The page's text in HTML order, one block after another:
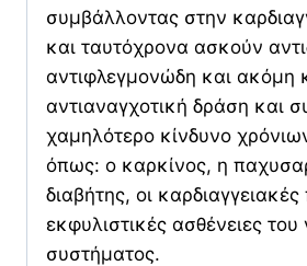
συμβάλλοντας στην
και ταυτόχρονα ασκούν
αντιφλεγμονώδη και ακόμη
αντιαναγχοτική δράση και
χαμηλότερο κίνδυνο
όπως: ο καρκίνος, η
διαβήτης, οι
εκφυλιστικές ασθένειες του
συστήματος.